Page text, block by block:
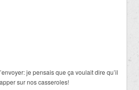
je pensais que ça voulait dire qu’il
sur nos casseroles!